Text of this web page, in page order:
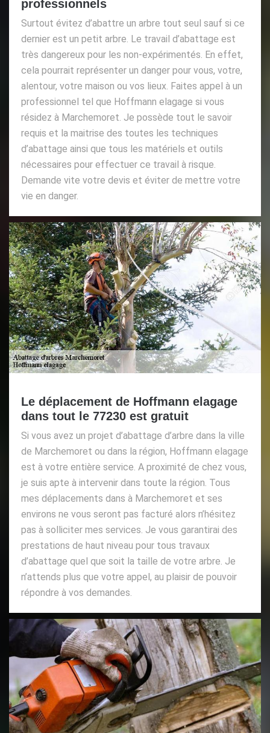
professionnels
Surtout évitez d’abattre un arbre tout seul sauf si ce
dernier est un petit arbre. Le travail d’abattage est
très dangereux pour les non-expérimentés. En effet,
cela pourrait représenter un danger pour vous, votre,
alentour, votre maison ou vos lieux. Faites appel à un
professionnel tel que Hoffmann elagage si vous
résidez à Marchemoret. Je possède tout le savoir
requis et la maitrise des toutes les techniques
d’abattage ainsi que tous les matériels et outils
nécessaires pour effectuer ce travail à risque.
Demande vite votre devis et éviter de mettre votre
vie en danger.
Le déplacement de Hoffmann elagage
dans tout le 77230 est gratuit
Si vous avez un projet d’abattage d’arbre dans la ville
de Marchemoret ou dans la région, Hoffmann elagage
est à votre entière service. A proximité de chez vous,
je suis apte à intervenir dans toute la région. Tous
mes déplacements dans à Marchemoret et ses
environs ne vous seront pas facturé alors n’hésitez
pas à solliciter mes services. Je vous garantirai des
prestations de haut niveau pour tous travaux
d’abattage quel que soit la taille de votre arbre. Je
n’attends plus que votre appel, au plaisir de pouvoir
répondre à vos demandes.